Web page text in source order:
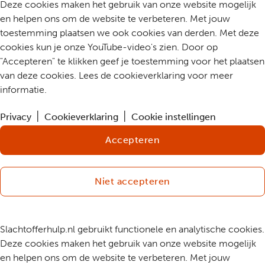
Deze cookies maken het gebruik van onze website mogelijk
en helpen ons om de website te verbeteren. Met jouw
toestemming plaatsen we ook cookies van derden. Met deze
cookies kun je onze YouTube-video's zien. Door op
"Accepteren" te klikken geef je toestemming voor het plaatsen
van deze cookies. Lees de cookieverklaring voor meer
informatie.
Privacy Cookieverklaring Cookie instellingen
Accepteren
Niet accepteren
Slachtofferhulp.nl gebruikt functionele en analytische cookies.
Deze cookies maken het gebruik van onze website mogelijk
en helpen ons om de website te verbeteren. Met jouw